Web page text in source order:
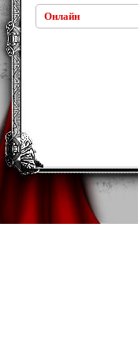
Онлайн